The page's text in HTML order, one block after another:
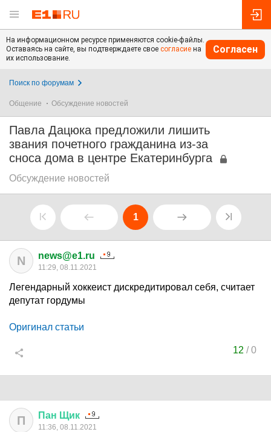
На информационном ресурсе применяются cookie-файлы.
Оставаясь на сайте, вы подтверждаете свое согласие на
их использование.
Согласен
Поиск по форумам
Общение Обсуждение новостей
Павла Дацюка предложили лишить
звания почетного гражданина из-за
сноса дома в центре Екатеринбурга
Обсуждение новостей
1
N news@e1.ru
11:29, 08.11.2021
Легендарный хоккеист дискредитировал себя, считает
депутат гордумы
Оригинал статьи
12 /0
П Пан Щик
11:36, 08.11.2021